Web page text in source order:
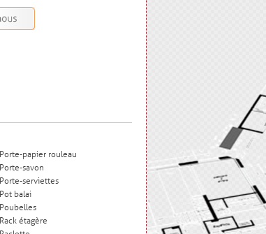
Porte-papier rouleau
Porte-savon
Porte-serviettes
Pot balai
Poubelles
Rack étagère